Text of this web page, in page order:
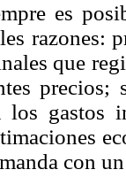
es
razones:
que
precios;
los
con